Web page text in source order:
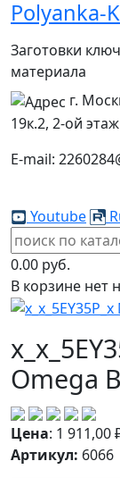
Polyanka-
Заготовки
материала
г.
19к.2, 2-ой этаж
E-mail:
Youtube
0.00 руб.
В корзине нет
Omega
Цена: 1 911,00
Артикул: 6066